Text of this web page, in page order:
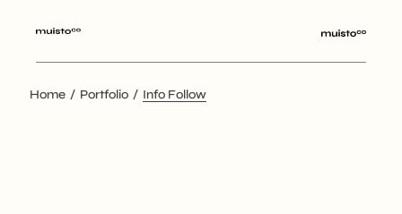
Home Portfolio Info Follow